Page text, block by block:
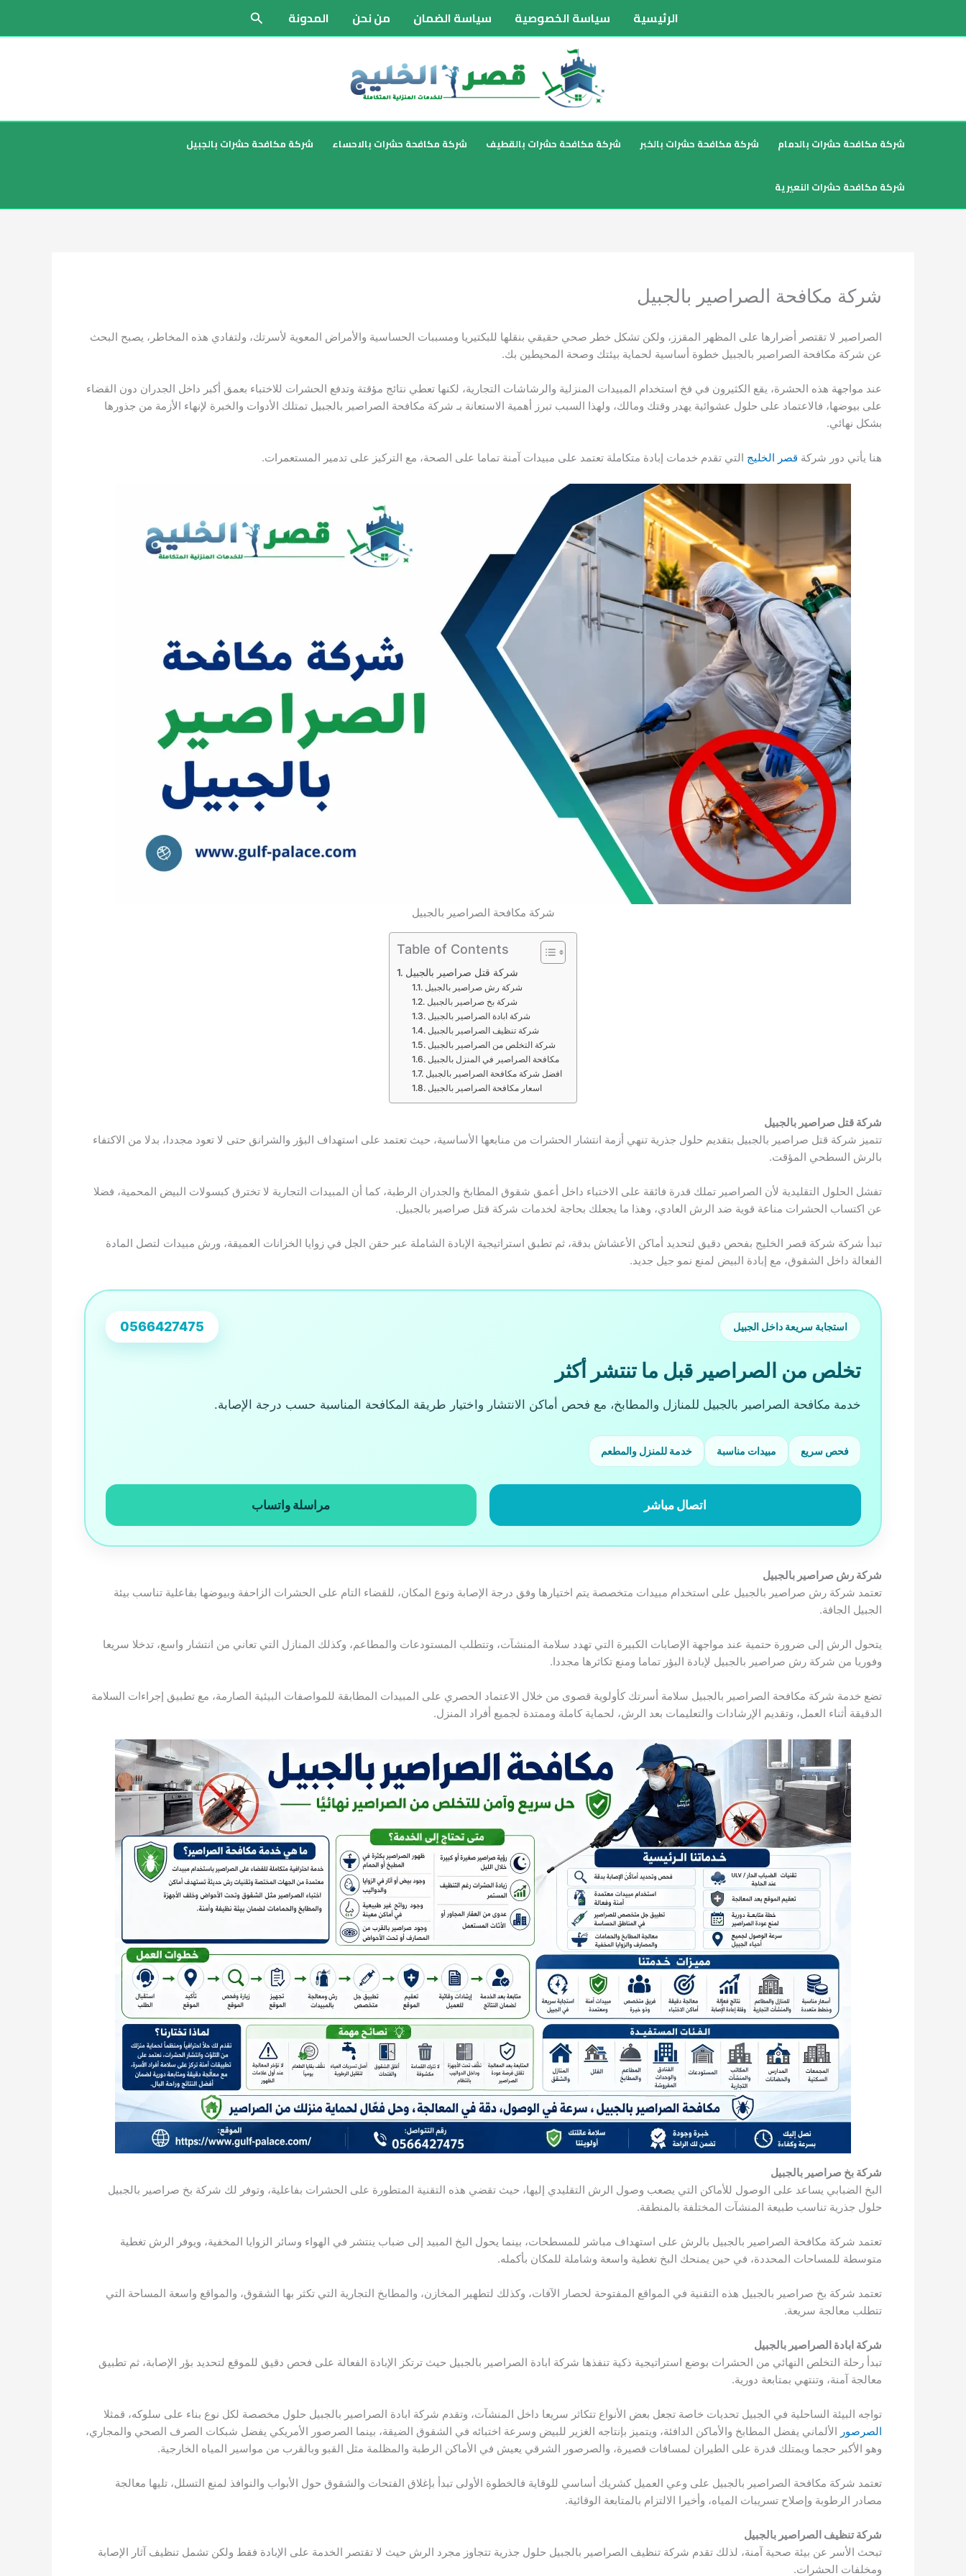
الرئيسية سياسة الخصوصية سياسة الضمان من نحن المدونة البحث
شركة مكافحة حشرات بالدمام شركة مكافحة حشرات بالخبر شركة مكافحة حشرات بالقطيف شركة مكافحة حشرات بالاحساء شركة مكافحة حشرات بالجبيل
شركة مكافحة حشرات النعيرية
شركة مكافحة الصراصير بالجبيل
الصراصير لا تقتصر أضرارها على المظهر المقزز، ولكن تشكل خطر صحي حقيقي بنقلها للبكتيريا ومسببات الحساسية والأمراض المعوية لأسرتك، ولتفادي هذه المخاطر، يصبح البحث
عن شركة مكافحة الصراصير بالجبيل خطوة أساسية لحماية بيئتك وصحة المحيطين بك.
​عند مواجهة هذه الحشرة، يقع الكثيرون في فخ استخدام المبيدات المنزلية والرشاشات التجارية، لكنها تعطي نتائج مؤقتة وتدفع الحشرات للاختباء بعمق أكبر داخل الجدران دون القضاء
على بيوضها، فالاعتماد على حلول عشوائية يهدر وقتك ومالك، ولهذا السبب تبرز أهمية الاستعانة بـ شركة مكافحة الصراصير بالجبيل تمتلك الأدوات والخبرة لإنهاء الأزمة من جذورها
بشكل نهائي.
​هنا يأتي دور شركة قصر الخليج التي تقدم خدمات إبادة متكاملة تعتمد على مبيدات آمنة تماما على الصحة، مع التركيز على تدمير المستعمرات.
شركة مكافحة الصراصير بالجبيل
Table of Contents
شركة قتل صراصير بالجبيل
شركة رش صراصير بالجبيل
شركة بخ صراصير بالجبيل
شركة ابادة الصراصير بالجبيل
شركة تنظيف الصراصير بالجبيل
شركة التخلص من الصراصير بالجبيل
مكافحة الصراصير في المنزل بالجبيل
افضل شركة مكافحة الصراصير بالجبيل
اسعار مكافحة الصراصير بالجبيل
شركة قتل صراصير بالجبيل
تتميز شركة قتل صراصير بالجبيل بتقديم حلول جذرية تنهي أزمة انتشار الحشرات من منابعها الأساسية، حيث تعتمد على استهداف البؤر والشرانق حتى لا تعود مجددا، بدلا من الاكتفاء
بالرش السطحي المؤقت.
​تفشل الحلول التقليدية لأن الصراصير تملك قدرة فائقة على الاختباء داخل أعمق شقوق المطابخ والجدران الرطبة، كما أن المبيدات التجارية لا تخترق كبسولات البيض المحمية، فضلا
عن اكتساب الحشرات مناعة قوية ضد الرش العادي، وهذا ما يجعلك بحاجة لخدمات شركة قتل صراصير بالجبيل.
​تبدأ شركة شركة قصر الخليج بفحص دقيق لتحديد أماكن الأعشاش بدقة، ثم تطبق استراتيجية الإبادة الشاملة عبر حقن الجل في زوايا الخزانات العميقة، ورش مبيدات لتصل المادة
الفعالة داخل الشقوق، مع ​إبادة البيض لمنع نمو جيل جديد.
استجابة سريعة داخل الجبيل 0566427475
تخلص من الصراصير قبل ما تنتشر أكثر
خدمة مكافحة الصراصير بالجبيل للمنازل والمطابخ، مع فحص أماكن الانتشار واختيار طريقة المكافحة المناسبة حسب درجة الإصابة.
فحص سريع مبيدات مناسبة خدمة للمنزل والمطعم
اتصال مباشر مراسلة واتساب
شركة رش صراصير بالجبيل
تعتمد شركة رش صراصير بالجبيل على استخدام مبيدات متخصصة يتم اختيارها وفق درجة الإصابة ونوع المكان، للقضاء التام على الحشرات الزاحفة وبيوضها بفاعلية تناسب بيئة
الجبيل الجافة.
​يتحول الرش إلى ضرورة حتمية عند مواجهة الإصابات الكبيرة التي تهدد سلامة المنشآت، وتتطلب المستودعات والمطاعم، وكذلك المنازل التي تعاني من انتشار واسع، تدخلا سريعا
وفوريا من شركة رش صراصير بالجبيل لإبادة البؤر تماما ومنع تكاثرها مجددا.
​تضع خدمة شركة مكافحة الصراصير بالجبيل سلامة أسرتك كأولوية قصوى من خلال الاعتماد الحصري على المبيدات المطابقة للمواصفات البيئية الصارمة، مع تطبيق إجراءات السلامة
الدقيقة أثناء العمل، وتقديم الإرشادات والتعليمات بعد الرش، لحماية كاملة وممتدة لجميع أفراد المنزل.
شركة بخ صراصير بالجبيل
​البخ الضبابي يساعد على الوصول للأماكن التي يصعب وصول الرش التقليدي إليها، حيث تقضي هذه التقنية المتطورة على الحشرات بفاعلية، وتوفر لك شركة بخ صراصير بالجبيل
حلول جذرية تناسب طبيعة المنشآت المختلفة بالمنطقة.
تعتمد شركة مكافحة الصراصير بالجبيل بالرش على استهداف مباشر للمسطحات، بينما يحول البخ المبيد إلى ضباب ينتشر في الهواء وسائر الزوايا المخفية، ويوفر الرش تغطية
متوسطة للمساحات المحددة، في حين يمنحك البخ تغطية واسعة وشاملة للمكان بأكمله.
​تعتمد شركة بخ صراصير بالجبيل هذه التقنية في المواقع المفتوحة لحصار الآفات، وكذلك لتطهير المخازن، والمطابخ التجارية التي تكثر بها الشقوق، والمواقع واسعة المساحة التي
تتطلب معالجة سريعة.
شركة ابادة الصراصير بالجبيل
تبدأ رحلة التخلص النهائي من الحشرات بوضع استراتيجية ذكية تنفذها شركة ابادة الصراصير بالجبيل حيث ترتكز الإبادة الفعالة على فحص دقيق للموقع لتحديد بؤر الإصابة، ثم تطبيق
معالجة آمنة، وتنتهي بمتابعة دورية.
​تواجه البيئة الساحلية في الجبيل تحديات خاصة تجعل بعض الأنواع تتكاثر سريعا داخل المنشآت، وتقدم شركة ابادة الصراصير بالجبيل حلول مخصصة لكل نوع بناء على سلوكه، قمثلا ​
الصرصور الألماني يفضل المطابخ والأماكن الدافئة، ويتميز بإنتاجه الغزير للبيض وسرعة اختبائه في الشقوق الضيقة، بينما ​الصرصور الأمريكي يفضل شبكات الصرف الصحي والمجاري،
وهو الأكبر حجما ويمتلك قدرة على الطيران لمسافات قصيرة، و​الصرصور الشرقي يعيش في الأماكن الرطبة والمظلمة مثل القبو وبالقرب من مواسير المياه الخارجية.
​تعتمد شركة مكافحة الصراصير بالجبيل على وعي العميل كشريك أساسي للوقاية فالخطوة الأولى تبدأ بإغلاق الفتحات والشقوق حول الأبواب والنوافذ لمنع التسلل، تليها معالجة
مصادر الرطوبة وإصلاح تسريبات المياه، وأخيرا الالتزام بالمتابعة الوقائية.
شركة تنظيف الصراصير بالجبيل
تبحث الأسر عن بيئة صحية آمنة، لذلك تقدم شركة تنظيف الصراصير بالجبيل حلول جذرية تتجاوز مجرد الرش حيث لا تقتصر الخدمة على الإبادة فقط ولكن تشمل تنظيف آثار الإصابة
ومخلفات الحشرات.